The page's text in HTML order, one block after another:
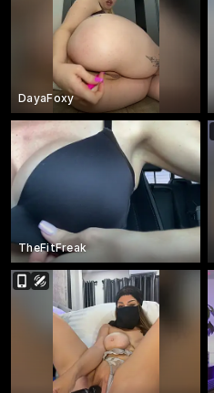
DayaFoxy
TheFitFreak